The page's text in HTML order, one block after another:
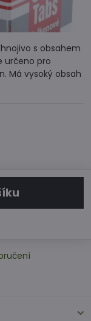
s obsahem
určeno pro
Má vysoký obsah